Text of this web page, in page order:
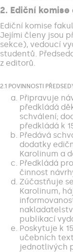
2. Ediční
Ediční komise
Jejími členy jsou
sekce), vedoucí
studentů.
z editorů.
2.1 POVINNOSTI
Připravuje
předkládá
schválení;
předkládá k
Předává
dodatky
Karolinum a
Předkládá
činnost
Zúčastňuje
Karolinum,
publikací
Poskytuje k
učebních
jednotlivých